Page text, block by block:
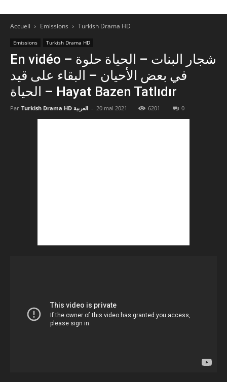
Accueil Emissions Turkish Drama HD
Emissions Turkish Drama HD
En vidéo – شجار البنات – الحياة حلوة
في بعض الأحيان – البقاء على قيد
الحياة – Hayat Bazen Tatlıdır
Par Turkish Drama HD العربية - 20 mai 2021 6201 0